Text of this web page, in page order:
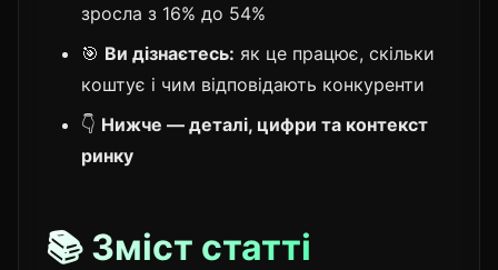
зросла з 16% до 54%
🎯 Ви дізнаєтесь: як це працює, скільки
коштує і чим відповідають конкуренти
👇 Нижче — деталі, цифри та контекст
ринку
📚 Зміст статті